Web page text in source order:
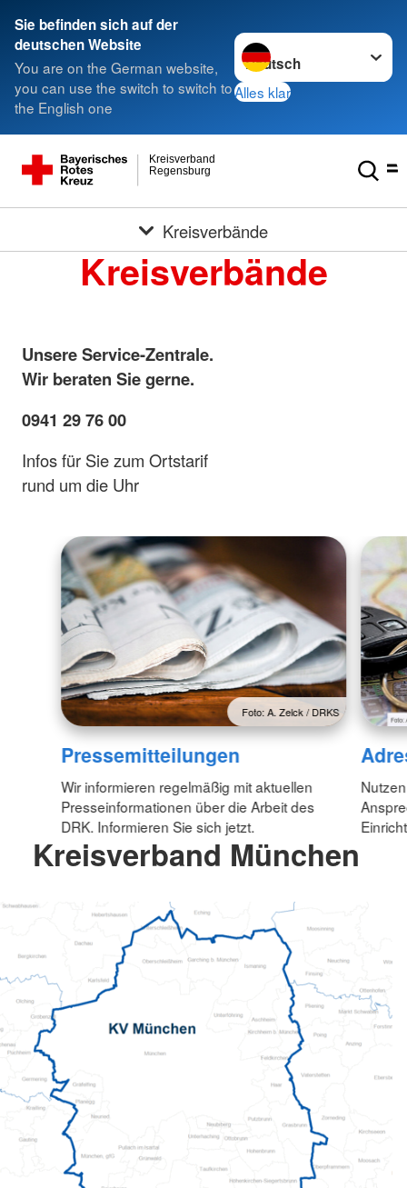
Sie befinden sich auf der
deutschen Website
You are on the German website,
you can use the switch to switch to
the English one
Sprache wechseln zu
Alles klar
Regensburg
Kreisverband
Kreisverbände
Kreisverbände
Unsere Service-Zentrale.
Wir beraten Sie gerne.
0941 29 76 00
Infos für Sie zum Ortstarif
rund um die Uhr
Foto: A. Zelck / DRKS
Pressemitteilungen
Wir informieren regelmäßig mit aktuellen
Presseinformationen über die Arbeit des
DRK. Informieren Sie sich jetzt.
Kreisverband München